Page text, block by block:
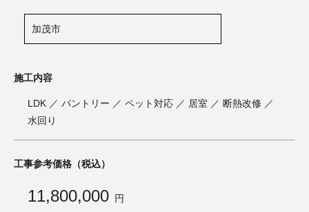
加茂市
施工内容
LDK ／ パントリー ／ ペット対応 ／ 居室 ／ 断熱改修 ／
水回り
工事参考価格（税込）
11,800,000 円